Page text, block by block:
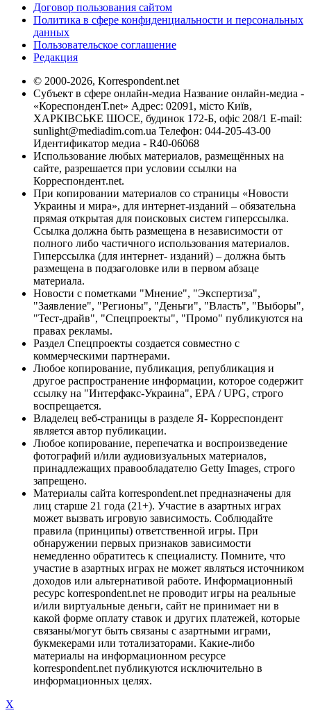
Договор пользования сайтом
Политика в сфере конфиденциальности и персональных
данных
Пользовательское соглашение
Редакция
© 2000-2026, Korrespondent.net
Субъект в сфере онлайн-медиа Название онлайн-медиа -
«КореспонденТ.net» Адрес: 02091, місто Київ,
ХАРКІВСЬКЕ ШОСЕ, будинок 172-Б, офіс 208/1 E-mail:
sunlight@mediadim.com.ua Телефон: 044-205-43-00
Идентификатор медиа - R40-06068
Использование любых материалов, размещённых на
сайте, разрешается при условии ссылки на
Корреспондент.net.
При копировании материалов со страницы «Новости
Украины и мира», для интернет-изданий – обязательна
прямая открытая для поисковых систем гиперссылка.
Ссылка должна быть размещена в независимости от
полного либо частичного использования материалов.
Гиперссылка (для интернет- изданий) – должна быть
размещена в подзаголовке или в первом абзаце
материала.
Новости с пометками "Мнение", "Экспертиза",
"Заявление", "Регионы", "Деньги", "Власть", "Выборы",
"Тест-драйв", "Спецпроекты", "Промо" публикуются на
правах рекламы.
Раздел Спецпроекты создается совместно с
коммерческими партнерами.
Любое копирование, публикация, републикация и
другое распространение информации, которое содержит
ссылку на "Интерфакс-Украина", EPA / UPG, строго
воспрещается.
Владелец веб-страницы в разделе Я- Корреспондент
является автор публикации.
Любое копирование, перепечатка и воспроизведение
фотографий и/или аудиовизуальных материалов,
принадлежащих правообладателю Getty Images, строго
запрещено.
Материалы сайта korrespondent.net предназначены для
лиц старше 21 года (21+). Участие в азартных играх
может вызвать игровую зависимость. Соблюдайте
правила (принципы) ответственной игры. При
обнаружении первых признаков зависимости
немедленно обратитесь к специалисту. Помните, что
участие в азартных играх не может являться источником
доходов или альтернативой работе. Информационный
ресурс korrespondent.net не проводит игры на реальные
и/или виртуальные деньги, сайт не принимает ни в
какой форме оплату ставок и других платежей, которые
связаны/могут быть связаны с азартными играми,
букмекерами или тотализаторами. Какие-либо
материалы на информационном ресурсе
korrespondent.net публикуются исключительно в
информационных целях.
X